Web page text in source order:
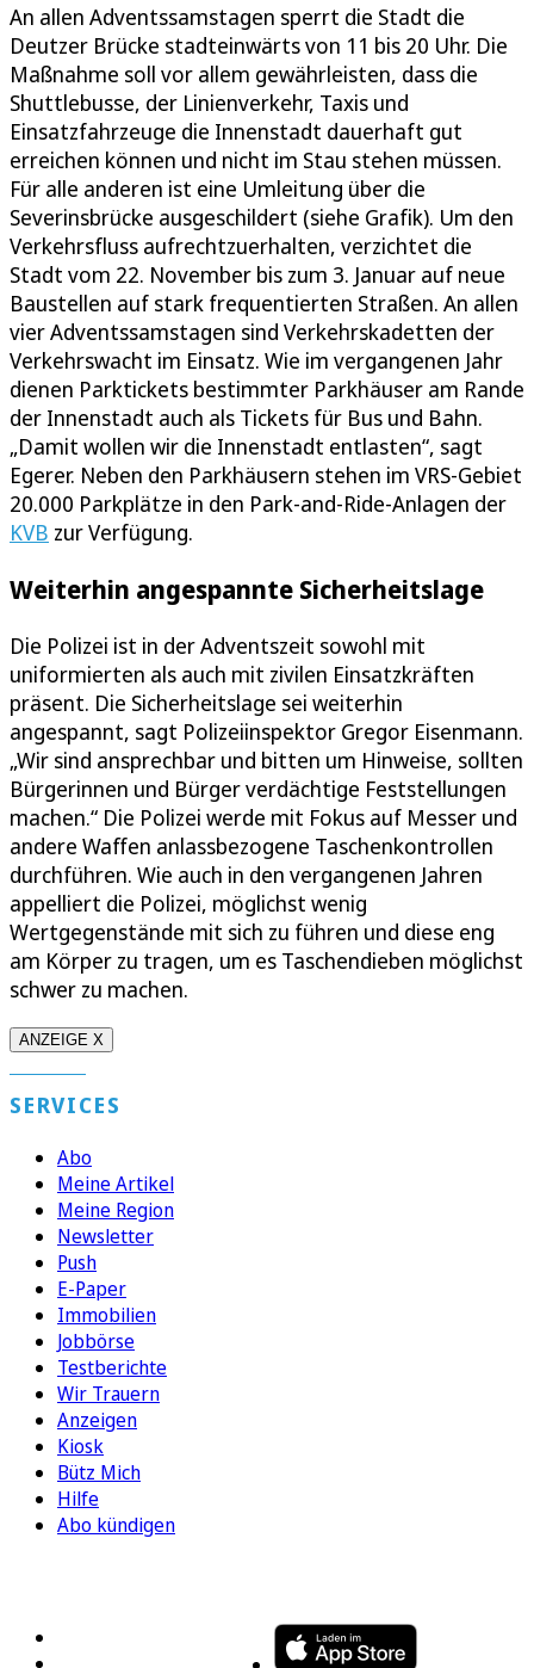
An allen Adventssamstagen sperrt die Stadt die
Deutzer Brücke stadteinwärts von 11 bis 20 Uhr. Die
Maßnahme soll vor allem gewährleisten, dass die
Shuttlebusse, der Linienverkehr, Taxis und
Einsatzfahrzeuge die Innenstadt dauerhaft gut
erreichen können und nicht im Stau stehen müssen.
Für alle anderen ist eine Umleitung über die
Severinsbrücke ausgeschildert (siehe Grafik). Um den
Verkehrsfluss aufrechtzuerhalten, verzichtet die
Stadt vom 22. November bis zum 3. Januar auf neue
Baustellen auf stark frequentierten Straßen. An allen
vier Adventssamstagen sind Verkehrskadetten der
Verkehrswacht im Einsatz. Wie im vergangenen Jahr
dienen Parktickets bestimmter Parkhäuser am Rande
der Innenstadt auch als Tickets für Bus und Bahn.
„Damit wollen wir die Innenstadt entlasten“, sagt
Egerer. Neben den Parkhäusern stehen im VRS-Gebiet
20.000 Parkplätze in den Park-and-Ride-Anlagen der
KVB zur Verfügung.
Weiterhin angespannte Sicherheitslage
Die Polizei ist in der Adventszeit sowohl mit
uniformierten als auch mit zivilen Einsatzkräften
präsent. Die Sicherheitslage sei weiterhin
angespannt, sagt Polizeiinspektor Gregor Eisenmann.
„Wir sind ansprechbar und bitten um Hinweise, sollten
Bürgerinnen und Bürger verdächtige Feststellungen
machen.“ Die Polizei werde mit Fokus auf Messer und
andere Waffen anlassbezogene Taschenkontrollen
durchführen. Wie auch in den vergangenen Jahren
appelliert die Polizei, möglichst wenig
Wertgegenstände mit sich zu führen und diese eng
am Körper zu tragen, um es Taschendieben möglichst
schwer zu machen.
ANZEIGE X
SERVICES
Abo
Meine Artikel
Meine Region
Newsletter
Push
E-Paper
Immobilien
Jobbörse
Testberichte
Wir Trauern
Anzeigen
Kiosk
Bütz Mich
Hilfe
Abo kündigen